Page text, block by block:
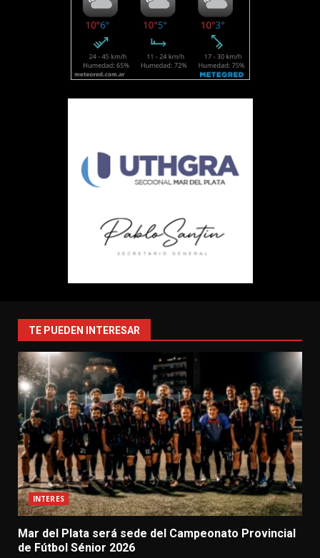
TE PUEDEN INTERESAR
INTERES
Mar del Plata será sede del Campeonato Provincial
de Fútbol Sénior 2026